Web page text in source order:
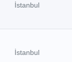
İstanbul
İstanbul